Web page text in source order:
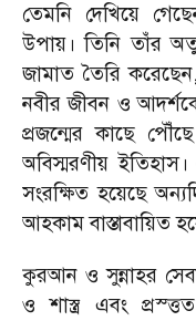
তেমনি দেখিয়ে
উপায়। তিনি তাঁর
জামাত তৈরি
নবীর জীবন ও
প্রজন্মের কাছে
অবিস্মরণীয়
সংরক্ষিত হয়েছে
আহকাম বাস্তাবায়িত
কুরআন ও সুন্নাহর
ও শাস্ত্র এবং